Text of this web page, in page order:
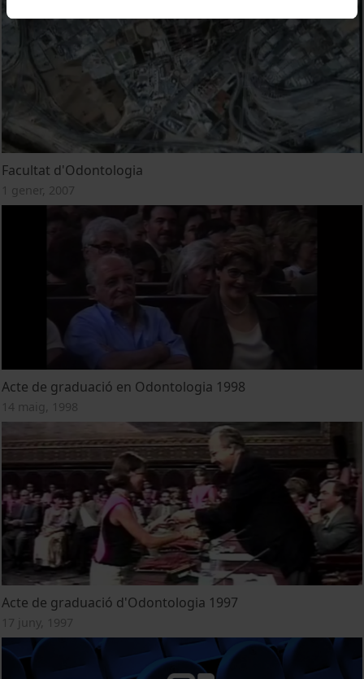
Facultat d'Odontologia
1 gener, 2007
Acte de graduació en Odontologia 1998
14 maig, 1998
Acte de graduació d'Odontologia 1997
17 juny, 1997